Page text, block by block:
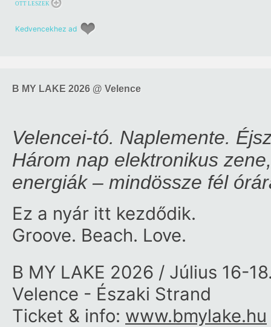
OTT LESZEK
Kedvencekhez ad
B MY LAKE 2026 @ Velence
Velencei-tó. Naplemente.
Három nap elektronikus
energiák – mindössze fél
Ez a nyár itt kezdődik.
Groove. Beach. Love.
B MY LAKE 2026 / Július 16-
Velence - Északi Strand
Ticket & info: www.bmylake.hu